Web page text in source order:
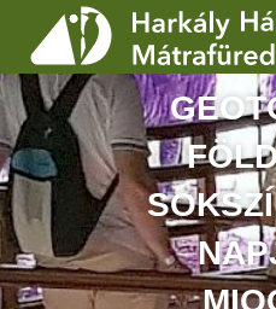
SZOLGÁLTATÁSOK
PROGRAMOK
HÍREK
RÓLUNK